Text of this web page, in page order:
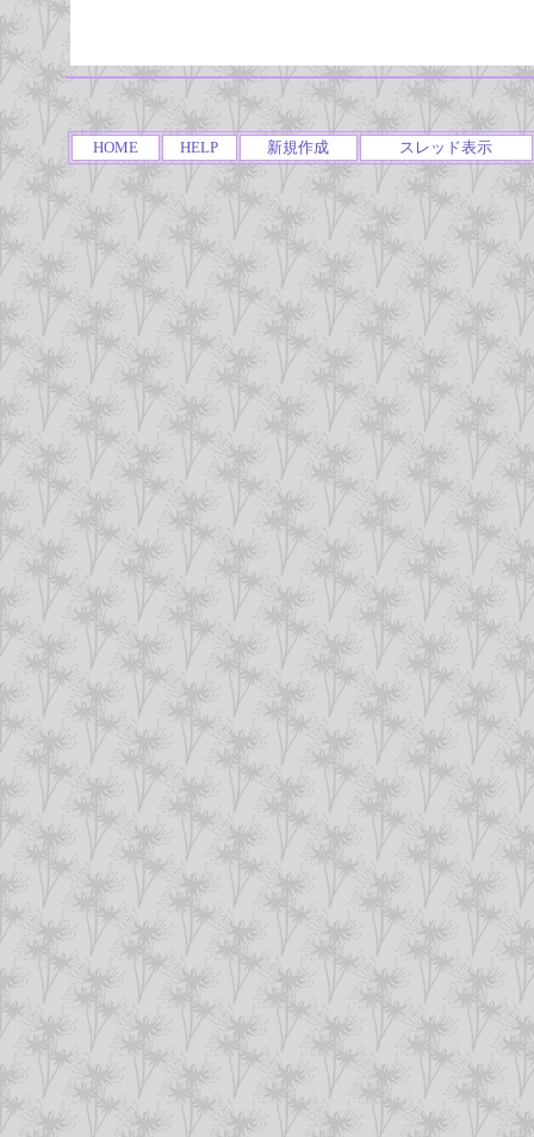
HOME HELP 新規作成 スレッド表示